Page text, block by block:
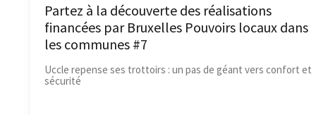
Partez à la découverte des réalisations
financées par Bruxelles Pouvoirs locaux dans
les communes #7
Uccle repense ses trottoirs : un pas de géant vers confort et
sécurité